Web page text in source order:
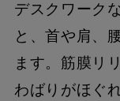
デスクワーク
と、首や肩、
ます。筋膜リ
わばりがほぐ